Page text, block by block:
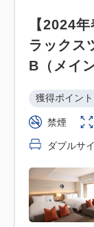
【2024
ラック
B（メイ
獲得ポイント
禁煙
ダブルサ